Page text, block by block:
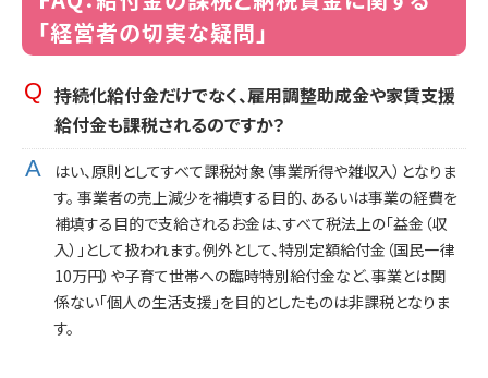
「経営者の切実な疑問」
持続化給付金だけでなく、雇用調整助成金や家賃支援
給付金も課税されるのですか？
はい、原則としてすべて課税対象（事業所得や雑収入）となりま
す。 事業者の売上減少を補填する目的、あるいは事業の経費を
補填する目的で支給されるお金は、すべて税法上の「益金（収
入）」として扱われます。例外として、特別定額給付金（国民一律
10万円）や子育て世帯への臨時特別給付金など、事業とは関
係ない「個人の生活支援」を目的としたものは非課税となりま
す。